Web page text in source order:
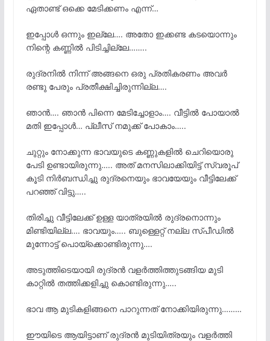
ഏതാണ്ട് ഒക്കെ മേടിക്കണം എന്ന്…
ഇപ്പോൾ ഒന്നും ഇല്ലേ…. അതോ ഇക്കണ്ട കടയൊന്നും
നിന്റെ കണ്ണിൽ പിടിച്ചില്ലേ……..
രുദ്രനിൽ നിന്ന് അങ്ങനെ ഒരു പ്രതികരണം അവർ
രണ്ടു പേരും പ്രതീക്ഷിച്ചിരുന്നില്ല….
ഞാൻ…. ഞാൻ പിന്നെ മേടിച്ചോളാം…. വീട്ടിൽ പോയാൽ
മതി ഇപ്പോൾ… പ്ലീസ് നമുക്ക് പോകാം…..
ചുറ്റും നോക്കുന്ന ഭാവയുടെ കണ്ണുകളിൽ ചെറിയൊരു
പേടി ഉണ്ടായിരുന്നു….. അത് മനസിലാക്കിയിട്ട് സ്വരൂപ്‌
കൂടി നിർബന്ധിച്ചു രുദ്രനെയും ഭാവയേയും വീട്ടിലേക്ക്
പറഞ്ഞ് വിട്ടു…..
തിരിച്ചു വീട്ടിലേക്ക് ഉള്ള യാത്രയിൽ രുദ്രനൊന്നും
മിണ്ടിയില്ല…. ഭാവയും….. ബുള്ളെറ്റ് നല്ല സ്പീഡിൽ
മുന്നോട്ട് പൊയ്ക്കൊണ്ടിരുന്നു….
അടുത്തിടെയായി രുദ്രൻ വളർത്തിത്തുടങ്ങിയ മുടി
കാറ്റിൽ തത്തിക്കളിച്ചു കൊണ്ടിരുന്നു…..
ഭാവ ആ മുടികളിങ്ങനെ പാറുന്നത് നോക്കിയിരുന്നു………
ഈയിടെ ആയിട്ടാണ് രുദ്രൻ മുടിയിത്രയും വളർത്തി